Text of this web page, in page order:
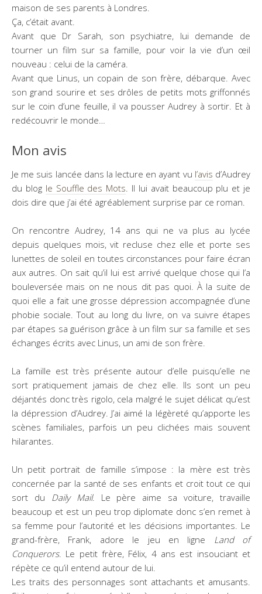
maison de ses parents à Londres.
Ça, c’était avant.
Avant que Dr Sarah, son psychiatre, lui demande de
tourner un film sur sa famille, pour voir la vie d’un œil
nouveau : celui de la caméra.
Avant que Linus, un copain de son frère, débarque. Avec
son grand sourire et ses drôles de petits mots griffonnés
sur le coin d’une feuille, il va pousser Audrey à sortir. Et à
redécouvrir le monde…
Mon avis
Je me suis lancée dans la lecture en ayant vu l’avis d’Audrey
du blog le Souffle des Mots . Il lui avait beaucoup plu et je
dois dire que j’ai été agréablement surprise par ce roman.
On rencontre Audrey, 14 ans qui ne va plus au lycée
depuis quelques mois, vit recluse chez elle et porte ses
lunettes de soleil en toutes circonstances pour faire écran
aux autres. On sait qu’il lui est arrivé quelque chose qui l’a
bouleversée mais on ne nous dit pas quoi. À la suite de
quoi elle a fait une grosse dépression accompagnée d’une
phobie sociale. Tout au long du livre, on va suivre étapes
par étapes sa guérison grâce à un film sur sa famille et ses
échanges écrits avec Linus, un ami de son frère.
La famille est très présente autour d’elle puisqu’elle ne
sort pratiquement jamais de chez elle. Ils sont un peu
déjantés donc très rigolo, cela malgré le sujet délicat qu’est
la dépression d’Audrey. J’ai aimé la légèreté qu’apporte les
scènes familiales, parfois un peu clichées mais souvent
hilarantes.
Un petit portrait de famille s’impose : la mère est très
concernée par la santé de ses enfants et croit tout ce qui
sort du
Daily Mail. Le père aime sa voiture, travaille
beaucoup et est un peu trop diplomate donc s’en remet à
sa femme pour l’autorité et les décisions importantes. Le
grand-frère, Frank, adore le jeu en ligne
Land of
Conquerors. Le petit frère, Félix, 4 ans est insouciant et
répète ce qu’il entend autour de lui.
Les traits des personnages sont attachants et amusants.